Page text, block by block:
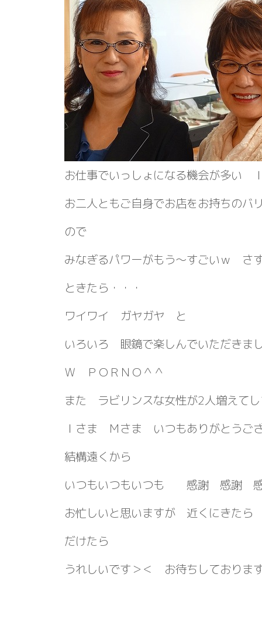
お仕事でいっしょになる機会が多い
お二人ともご自身でお店をお持ちのバ
ので
みなぎるパワーがもう～すごいｗ さ
ときたら・・・
ワイワイ ガヤガヤ と
いろいろ 眼鏡で楽しんでいただき
Ｗ ＰＯＲＮＯ＾＾
また ラビリンスな女性が2人増えて
Ｉさま Ｍさま いつもありがとうご
結構遠くから
いつもいつもいつも 感謝 感謝
お忙しいと思いますが 近くにきた
だけたら
うれしいです＞＜ お待ちしておりま